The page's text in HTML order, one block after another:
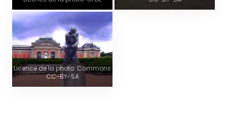
Licence de la photo: Commons
CC-BY-SA